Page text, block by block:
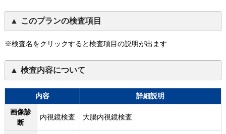
このプランの検査項目
※検査名をクリックすると検査項目の説明が出ます
検査内容について
内容
詳細説明
画像診
断
内視鏡検査 大腸内視鏡検査